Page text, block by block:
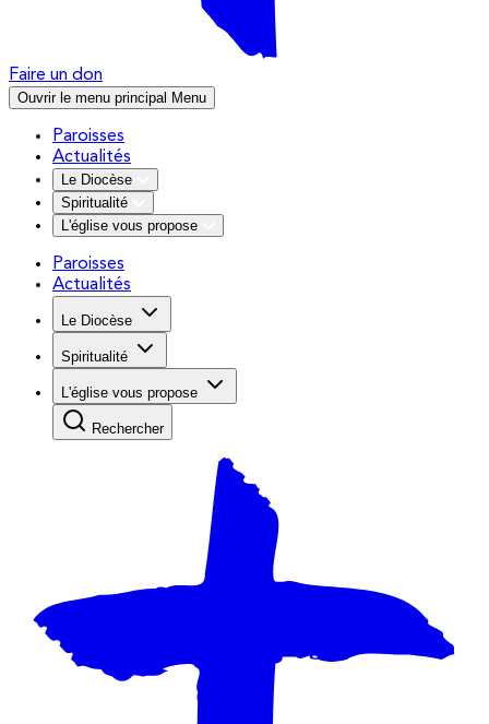
Faire un don
Ouvrir le menu principal Menu
Paroisses
Actualités
Le Diocèse
Spiritualité
L'église vous propose
Paroisses
Actualités
Le Diocèse
Spiritualité
L'église vous propose
Rechercher